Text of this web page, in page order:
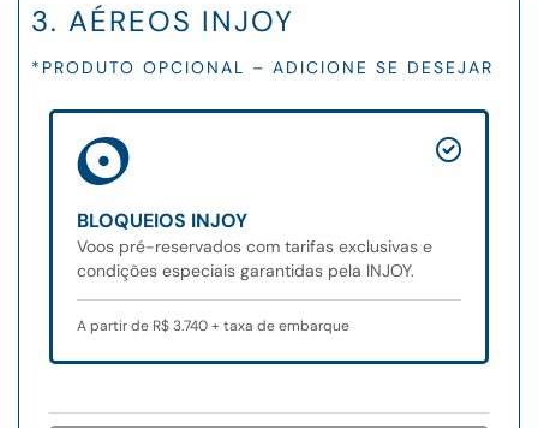
3. AÉREOS INJOY
*PRODUTO OPCIONAL – ADICIONE SE DESEJAR
BLOQUEIOS INJOY
Voos pré-reservados com tarifas exclusivas e
condições especiais garantidas pela INJOY.
A partir de R$ 3.740 + taxa de embarque